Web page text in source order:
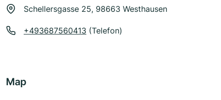
Schellersgasse 25, 98663 Westhausen
+493687560413 (Telefon)
Map